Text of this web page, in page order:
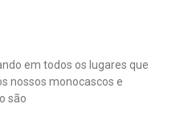
em todos os lugares que
nossos monocascos e
são